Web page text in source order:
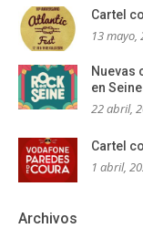
Cartel
13 mayo,
Nuevas
en
22 abril,
Cartel
1 abril,
Archivos